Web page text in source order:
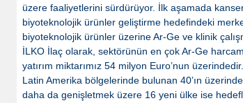
üzere faaliyetlerini sürdürüyor. İlk aşamada
biyoteknolojik ürünler geliştirme hedefindeki
biyoteknolojik ürünler üzerine Ar-Ge ve klinik
İLKO İlaç olarak, sektörünün en çok Ar-Ge
yatırım miktarımız 54 milyon Euro’nun
Latin Amerika bölgelerinde bulunan 40’ın
daha da genişletmek üzere 16 yeni ülke ise